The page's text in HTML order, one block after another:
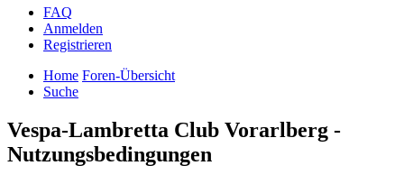
FAQ
Anmelden
Registrieren
Home Foren-Übersicht
Suche
Vespa-Lambretta Club Vorarlberg -
Nutzungsbedingungen